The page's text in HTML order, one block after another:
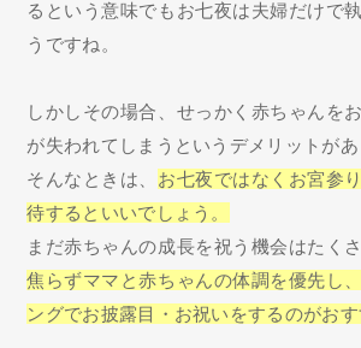
るという意味でもお七夜は夫婦だけで
うですね。
しかしその場合、せっかく赤ちゃんを
が失われてしまうというデメリットがあ
そんなときは、 お七夜ではなくお宮参
待するといいでしょう。
まだ赤ちゃんの成長を祝う機会はたく
焦らずママと赤ちゃんの体調を優先し
ングでお披露目・お祝いをするのがおす